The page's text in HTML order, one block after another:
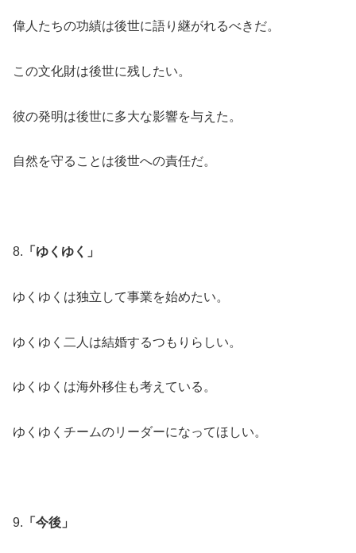
偉人たちの功績は後世に語り継がれるべきだ。
この文化財は後世に残したい。
彼の発明は後世に多大な影響を与えた。
自然を守ることは後世への責任だ。
8. 「ゆくゆく」
ゆくゆくは独立して事業を始めたい。
ゆくゆく二人は結婚するつもりらしい。
ゆくゆくは海外移住も考えている。
ゆくゆくチームのリーダーになってほしい。
9. 「今後」